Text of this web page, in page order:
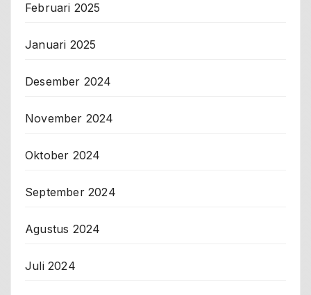
Februari 2025
Januari 2025
Desember 2024
November 2024
Oktober 2024
September 2024
Agustus 2024
Juli 2024